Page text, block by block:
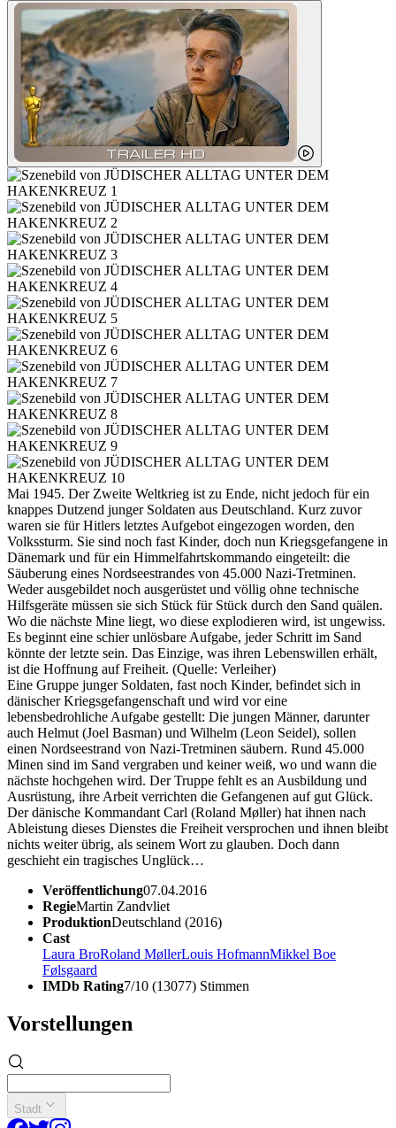
Mai 1945. Der Zweite Weltkrieg ist zu Ende, nicht jedoch für ein
knappes Dutzend junger Soldaten aus Deutschland. Kurz zuvor
waren sie für Hitlers letztes Aufgebot eingezogen worden, den
Volkssturm. Sie sind noch fast Kinder, doch nun Kriegsgefangene in
Dänemark und für ein Himmelfahrtskommando eingeteilt: die
Säuberung eines Nordseestrandes von 45.000 Nazi-Tretminen.
Weder ausgebildet noch ausgerüstet und völlig ohne technische
Hilfsgeräte müssen sie sich Stück für Stück durch den Sand quälen.
Wo die nächste Mine liegt, wo diese explodieren wird, ist ungewiss.
Es beginnt eine schier unlösbare Aufgabe, jeder Schritt im Sand
könnte der letzte sein. Das Einzige, was ihren Lebenswillen erhält,
ist die Hoffnung auf Freiheit. (Quelle: Verleiher)
Eine Gruppe junger Soldaten, fast noch Kinder, befindet sich in
dänischer Kriegsgefangenschaft und wird vor eine
lebensbedrohliche Aufgabe gestellt: Die jungen Männer, darunter
auch Helmut (Joel Basman) und Wilhelm (Leon Seidel), sollen
einen Nordseestrand von Nazi-Tretminen säubern. Rund 45.000
Minen sind im Sand vergraben und keiner weiß, wo und wann die
nächste hochgehen wird. Der Truppe fehlt es an Ausbildung und
Ausrüstung, ihre Arbeit verrichten die Gefangenen auf gut Glück.
Der dänische Kommandant Carl (Roland Møller) hat ihnen nach
Ableistung dieses Dienstes die Freiheit versprochen und ihnen bleibt
nichts weiter übrig, als seinem Wort zu glauben. Doch dann
geschieht ein tragisches Unglück…
Veröffentlichung07.04.2016
RegieMartin Zandvliet
ProduktionDeutschland (2016)
Cast
Laura BroRoland MøllerLouis HofmannMikkel Boe
Følsgaard
IMDb Rating7/10 (13077) Stimmen
Vorstellungen
Stadt